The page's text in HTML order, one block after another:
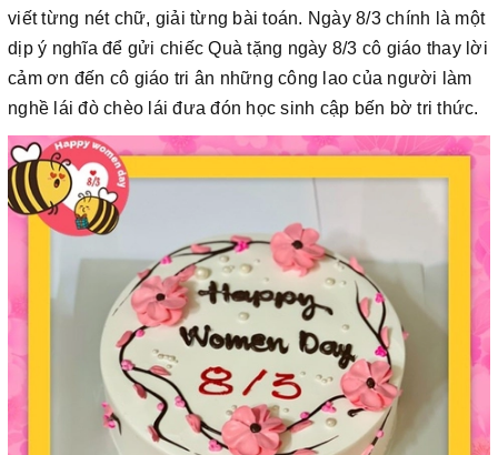
viết từng nét chữ, giải từng bài toán. Ngày 8/3 chính là một
dịp ý nghĩa để gửi chiếc Quà tặng ngày 8/3 cô giáo thay lời
cảm ơn đến cô giáo tri ân những công lao của người làm
nghề lái đò chèo lái đưa đón học sinh cập bến bờ tri thức.